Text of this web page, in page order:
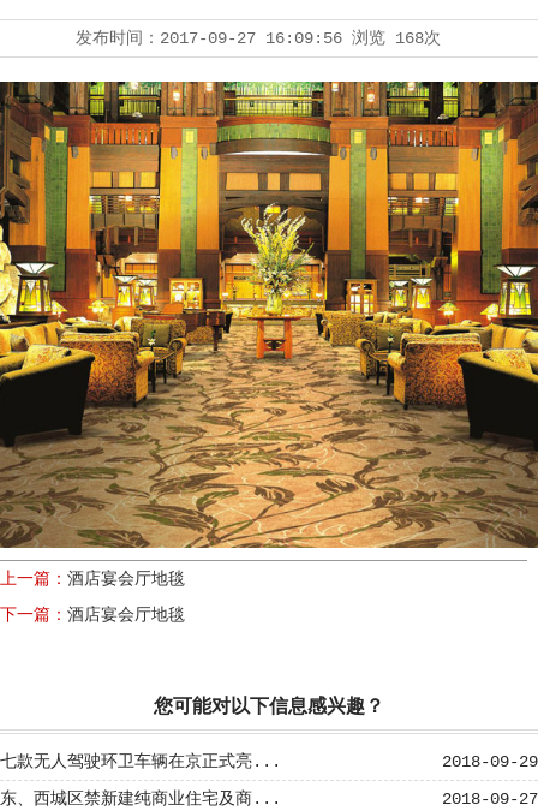
发布时间： 2017-09-27 16:09:56 浏览 168次
上一篇： 酒店宴会厅地毯
下一篇： 酒店宴会厅地毯
您可能对以下信息感兴趣？
2018-09-29
七款无人驾驶环卫车辆在京正式亮...
2018-09-27
东、西城区禁新建纯商业住宅及商...